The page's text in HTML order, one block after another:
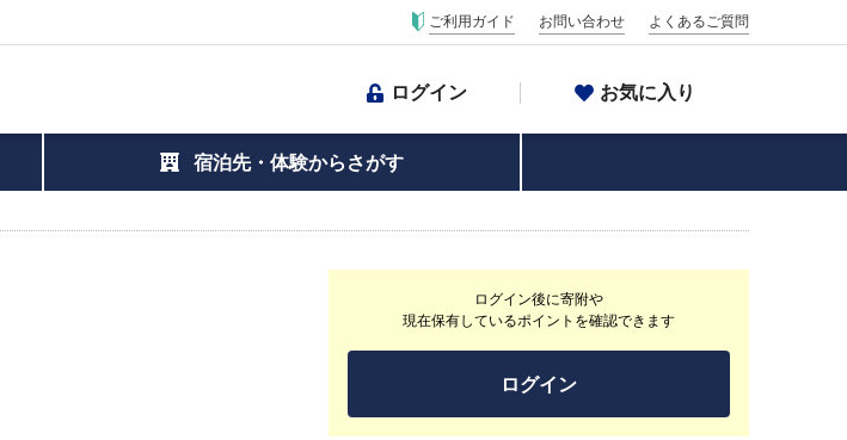
ご利用ガイド お問い合わせ よくあるご質問
ログイン お気に入り
宿泊先・体験からさがす
ログイン後に寄附や
現在保有しているポイントを確認できます
ログイン